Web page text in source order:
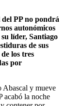
PP no pondrá
autonómicos
líder, Santiago
de sus
los tres
por
Abascal y mueve
acabó la noche